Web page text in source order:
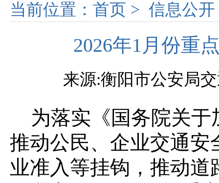
当前位置： 首页 > 信息公开
2026年1月份重
来源:衡阳市公安局
为落实《国务院关
推动公民、企业交通
业准入等挂钩，推动